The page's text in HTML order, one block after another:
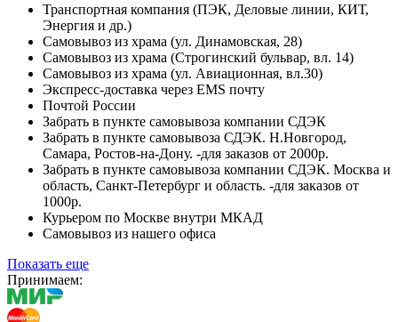
Транспортная компания (ПЭК, Деловые линии, КИТ,
Энергия и др.)
Самовывоз из храма (ул. Динамовская, 28)
Самовывоз из храма (Строгинский бульвар, вл. 14)
Самовывоз из храма (ул. Авиационная, вл.30)
Экспресс-доставка через EMS почту
Почтой России
Забрать в пункте самовывоза компании СДЭК
Забрать в пункте самовывоза СДЭК. Н.Новгород,
Самара, Ростов-на-Дону. -для заказов от 2000р.
Забрать в пункте самовывоза компании СДЭК. Москва и
область, Санкт-Петербург и область. -для заказов от
1000р.
Курьером по Москве внутри МКАД
Самовывоз из нашего офиса
Показать еще
Принимаем: